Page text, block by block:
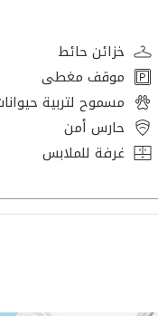
العائلية
السباحة والصالات
خزائن حائط
موقف مغطى
مسموح لتربية
حارس أمن
غرفة للملابس